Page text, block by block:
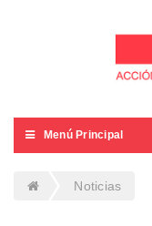
Menú Principal
Noticias